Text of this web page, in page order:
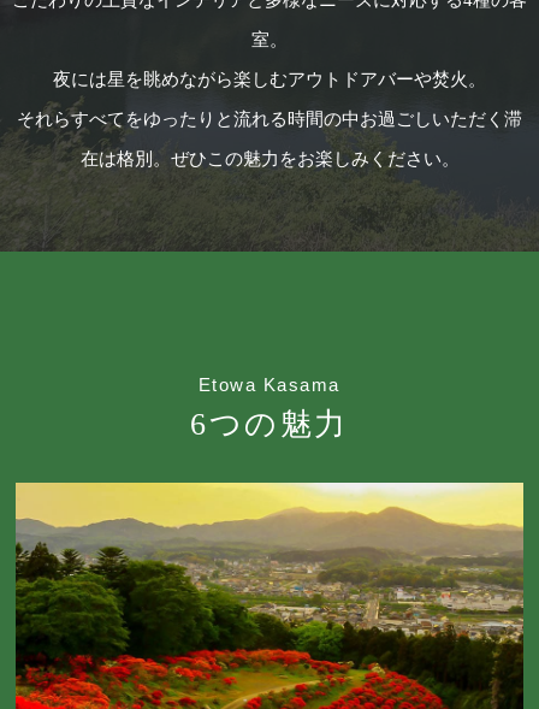
室。
夜には星を眺めながら楽しむアウトドアバーや焚火。
それらすべてをゆったりと流れる時間の中お過ごしいただく滞
在は格別。ぜひこの魅力をお楽しみください。
Etowa Kasama
6つの魅力